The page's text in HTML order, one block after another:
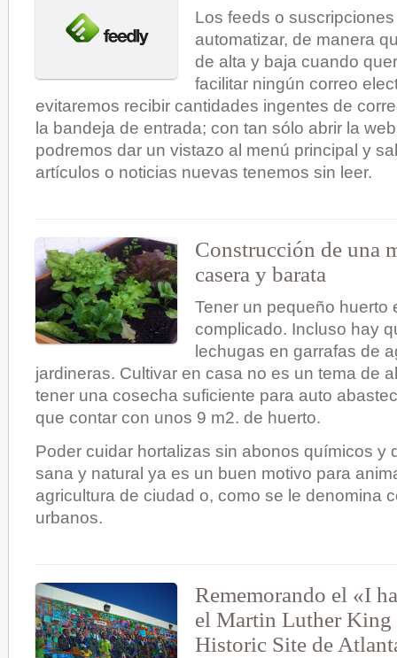
Los feeds o
automatizar, de manera
de alta y baja cuando
facilitar ningún correo
evitaremos recibir cantidades ingentes de
la bandeja de entrada; con tan sólo abrir la
podremos dar un vistazo al menú principal y
artículos o noticias nuevas tenemos sin leer.
Construcción de una
casera y barata
Tener un pequeño huerto
complicado. Incluso hay
lechugas en garrafas de
jardineras. Cultivar en casa no es un tema de
tener una cosecha suficiente para auto
que contar con unos 9 m2. de huerto.
Poder cuidar hortalizas sin abonos químicos y
sana y natural ya es un buen motivo para
agricultura de ciudad o, como se le denomina
urbanos.
Rememorando el «I
el Martin Luther King
Historic Site de